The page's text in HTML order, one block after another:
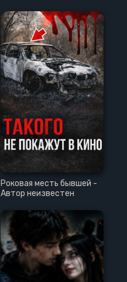
Роковая месть бывшей -
Автор неизвестен